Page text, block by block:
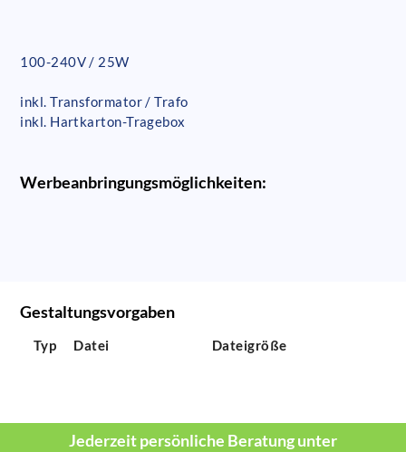
100-240V / 25W
inkl. Transformator / Trafo
inkl. Hartkarton-Tragebox
Werbeanbringungsmöglichkeiten:
Gestaltungsvorgaben
Typ Datei Dateigröße
Jederzeit persönliche Beratung unter